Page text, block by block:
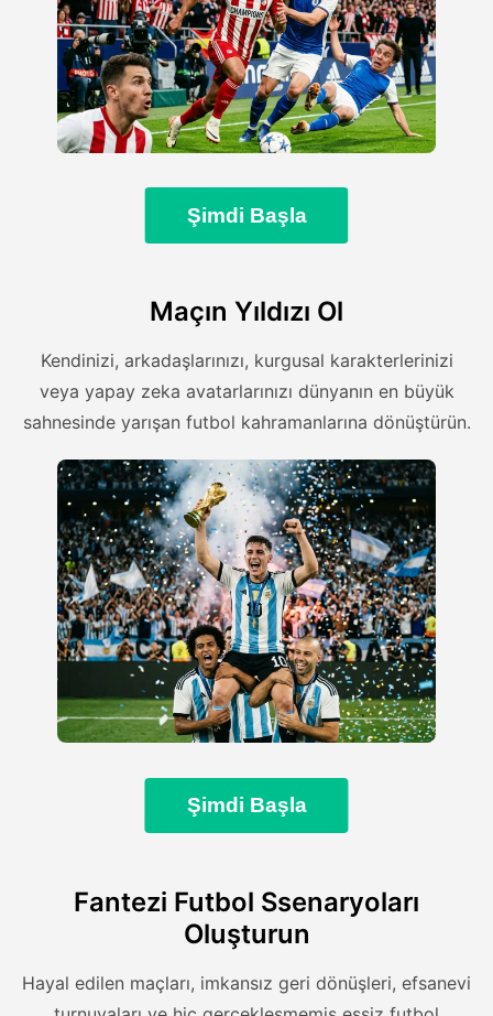
Şimdi Başla
Maçın Yıldızı Ol
Kendinizi, arkadaşlarınızı, kurgusal karakterlerinizi
veya yapay zeka avatarlarınızı dünyanın en büyük
sahnesinde yarışan futbol kahramanlarına dönüştürün.
Şimdi Başla
Fantezi Futbol Ssenaryoları
Oluşturun
Hayal edilen maçları, imkansız geri dönüşleri, efsanevi